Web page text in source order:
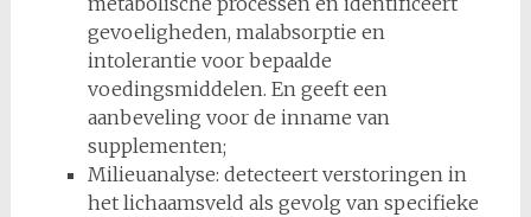
gevoeligheden, malabsorptie en
intolerantie voor bepaalde
voedingsmiddelen. En geeft een
aanbeveling voor de inname van
supplementen;
Milieuanalyse: detecteert verstoringen in
het lichaamsveld als gevolg van specifieke